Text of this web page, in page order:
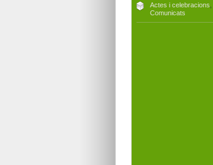
Actes i celebracions
Comunicats